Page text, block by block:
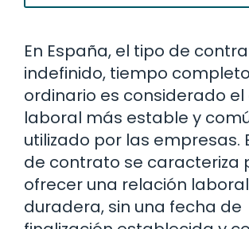
En España, el tipo de
indefinido, tiempo
ordinario es considerado
laboral más estable y
utilizado por las empresas.
de contrato se caracteriza
ofrecer una relación laboral
duradera, sin una fecha de